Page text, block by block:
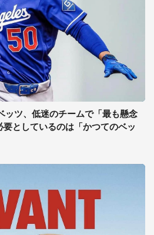
ッツ、低迷のチームで「最も懸念
としているのは「かつてのベッ